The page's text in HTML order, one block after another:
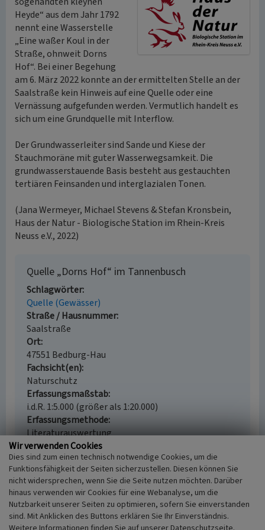
Heyde“ aus dem Jahr 1792
nennt eine Wasserstelle
„Eine waßer Koul in der
Straße, ohnweit Dorns
Hof“. Bei einer Begehung
am 6. März 2022 konnte an der ermittelten Stelle an der
Saalstraße kein Hinweis auf eine Quelle oder eine
Vernässung aufgefunden werden. Vermutlich handelt es
sich um eine Grundquelle mit Interflow.
Der Grundwasserleiter sind Sande und Kiese der
Stauchmoräne mit guter Wasserwegsamkeit. Die
grundwasserstauende Basis besteht aus gestauchten
tertiären Feinsanden und interglazialen Tonen.
(Jana Wermeyer, Michael Stevens & Stefan Kronsbein,
Haus der Natur - Biologische Station im Rhein-Kreis
Neuss e.V., 2022)
Quelle „Dorns Hof“ im Tannenbusch
Schlagwörter
Quelle (Gewässer)
Straße / Hausnummer
Saalstraße
Ort
47551 Bedburg-Hau
Fachsicht(en)
Naturschutz
Erfassungsmaßstab
i.d.R. 1:5.000 (größer als 1:20.000)
Erfassungsmethode
Literaturauswertung
Empfohlene Zitierweise
Urheberrechtlicher Hinweis
Der hier präsentierte Inhalt steht unter der freien
Wir verwenden Cookies
Dies sind zum einen technisch notwendige Cookies, um die
Funktionsfähigkeit der Seiten sicherzustellen. Diesen können Sie
nicht widersprechen, wenn Sie die Seite nutzen möchten. Darüber
hinaus verwenden wir Cookies für eine Webanalyse, um die
Nutzbarkeit unserer Seiten zu optimieren, sofern Sie einverstanden
sind. Mit Anklicken des Buttons erklären Sie Ihr Einverständnis.